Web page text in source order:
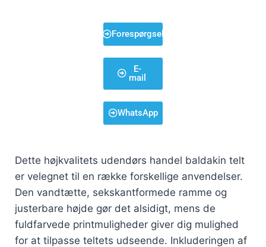
Forespørgsel
E-
mail
WhatsApp
Dette højkvalitets udendørs handel baldakin telt
er velegnet til en række forskellige anvendelser.
Den vandtætte, sekskantformede ramme og
justerbare højde gør det alsidigt, mens de
fuldfarvede printmuligheder giver dig mulighed
for at tilpasse teltets udseende. Inkluderingen af